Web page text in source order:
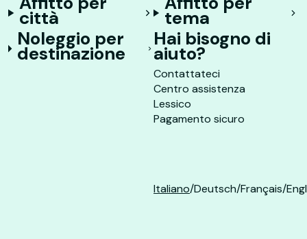
città
tema
Noleggio per
destinazione
Hai bisogno di
aiuto?
Contattateci
Centro assistenza
Lessico
Pagamento sicuro
Italiano/Deutsch/Français/